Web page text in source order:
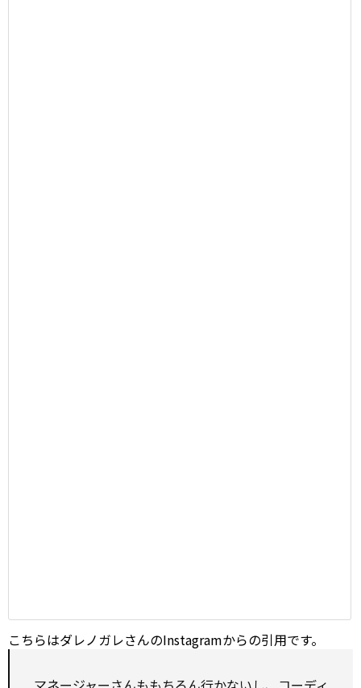
こちらはダレノガレさんのInstagramからの引用です。